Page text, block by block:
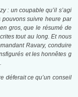
: un coupable qu’il s’agi
pouvons suivre heure par
gros, que le résumé de
tout au long. Et nous
Ravary, conduire
et les honnêtes g
déferait ce qu’un conseil